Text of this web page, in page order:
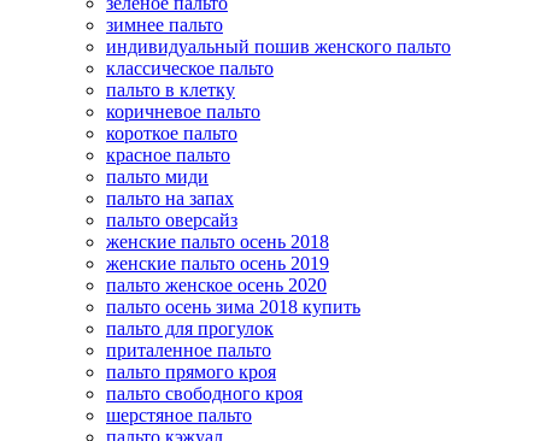
зимнее пальто
индивидуальный пошив женского пальто
классическое пальто
пальто в клетку
коричневое пальто
короткое пальто
красное пальто
пальто миди
пальто на запах
пальто оверсайз
женские пальто осень 2018
женские пальто осень 2019
пальто женское осень 2020
пальто осень зима 2018 купить
пальто для прогулок
приталенное пальто
пальто прямого кроя
пальто свободного кроя
шерстяное пальто
пальто кэжуал